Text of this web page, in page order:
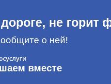
не горит
о ней!
вместе